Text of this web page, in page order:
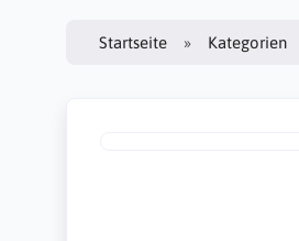
Startseite Kategorien